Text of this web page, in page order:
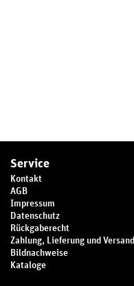
Service
Kontakt
AGB
Impressum
Datenschutz
Rückgaberecht
Zahlung, Lieferung und Versand
Bildnachweise
Kataloge